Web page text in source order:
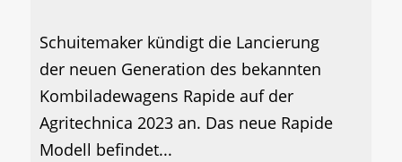
Schuitemaker kündigt die Lancierung
der neuen Generation des bekannten
Kombiladewagens Rapide auf der
Agritechnica 2023 an. Das neue Rapide
Modell befindet...